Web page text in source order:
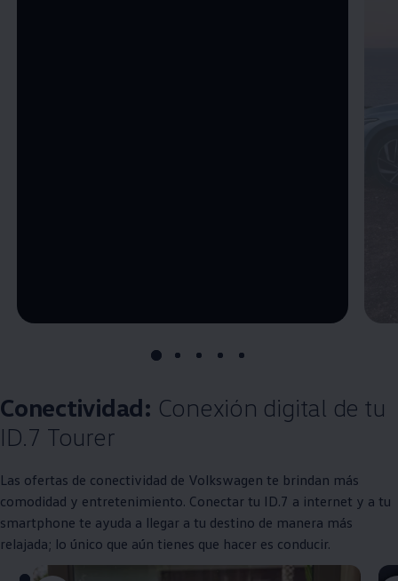
Remaining time, --:--
Conectividad: Conexión digital de tu
ID.7 Tourer
Las ofertas de conectividad de Volkswagen te brindan más
comodidad y entretenimiento. Conectar tu ID.7 a internet y a tu
smartphone te ayuda a llegar a tu destino de manera más
relajada; lo único que aún tienes que hacer es conducir.